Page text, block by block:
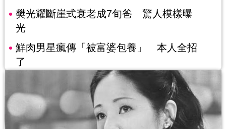
樊光耀斷崖式衰老成7旬爸 驚人模樣曝
光
鮮肉男星瘋傳「被富婆包養」 本人全招
了